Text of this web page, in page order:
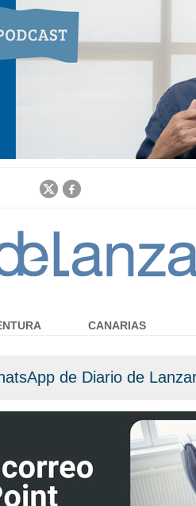
Jump to navigation
de Diario de
CANARIAS